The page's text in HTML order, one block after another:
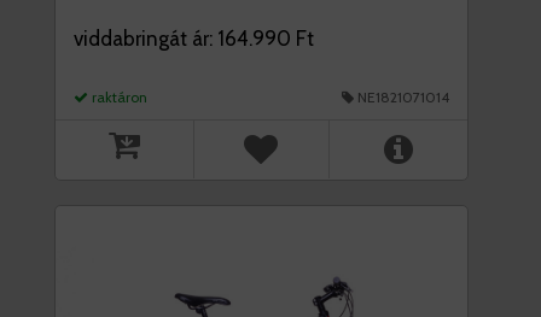
viddabringát ár: 164.990 Ft
raktáron NE1821071014